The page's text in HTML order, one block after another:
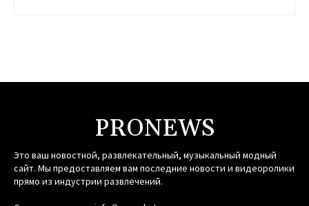
PRONEWS
Это ваш новостной, развлекательный, музыкальный модный
сайт. Мы предоставляем вам последние новости и видеоролики
прямо из индустрии развлечений.